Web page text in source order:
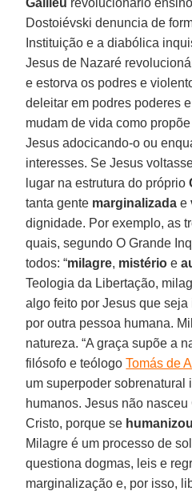
Dostoiévski denuncia de
Instituição e a diabólica
Jesus de Nazaré
e estorva os podres e
deleitar em podres poderes
mudam de vida como
Jesus adocicando-o ou
interesses. Se Jesus
lugar na estrutura do próprio
tanta gente marginalizada e
dignidade. Por exemplo, as
quais, segundo O Grande
todos: “milagre, mistério e
Teologia da Libertação,
algo feito por Jesus que
por outra pessoa humana.
natureza. “A graça supõe a
filósofo e teólogoTomás de
um superpoder sobrenatural
humanos. Jesus não
Cristo, porque se humanizou
Milagre é um processo de
questiona dogmas, leis e
marginalização e, por isso,